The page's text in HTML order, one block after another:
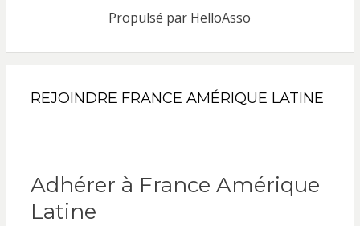
Propulsé par HelloAsso
REJOINDRE FRANCE AMÉRIQUE LATINE
Adhérer à France Amérique
Latine